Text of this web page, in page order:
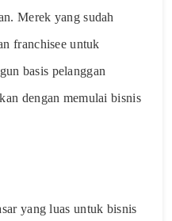
Merek yang sudah
franchisee untuk
basis pelanggan
dengan memulai bisnis
yang luas untuk bisnis